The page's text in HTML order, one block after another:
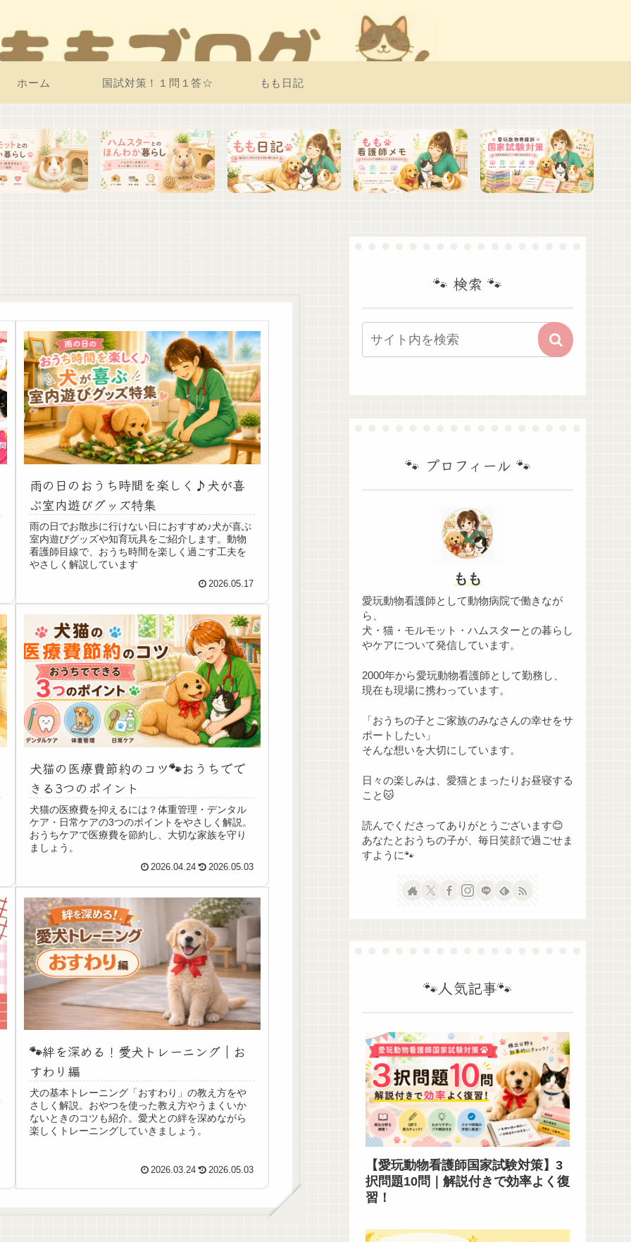
ホーム 国試対策！１問１答☆ もも日記
雨の日のおうち時間を楽しく♪犬が喜
ぶ室内遊びグッズ特集
雨の日でお散歩に行けない日におすすめ♪犬が喜ぶ
室内遊びグッズや知育玩具をご紹介します。動物
看護師目線で、おうち時間を楽しく過ごす工夫を
やさしく解説しています
2026.05.17
犬猫の医療費節約のコツ🐾おうちでで
きる3つのポイント
犬猫の医療費を抑えるには？体重管理・デンタル
ケア・日常ケアの3つのポイントをやさしく解説。
おうちケアで医療費を節約し、大切な家族を守り
ましょう。
2026.04.24 2026.05.03
🐾絆を深める！愛犬トレーニング｜お
すわり編
犬の基本トレーニング「おすわり」の教え方をや
さしく解説。おやつを使った教え方やうまくいか
ないときのコツも紹介。愛犬との絆を深めながら
楽しくトレーニングしていきましょう。
2026.03.24 2026.05.03
🐾 検索 🐾
🐾 プロフィール 🐾
もも
愛玩動物看護師として動物病院で働きなが
ら、
犬・猫・モルモット・ハムスターとの暮らし
やケアについて発信しています。
2000年から愛玩動物看護師として勤務し、
現在も現場に携わっています。
「おうちの子とご家族のみなさんの幸せをサ
ポートしたい」
そんな想いを大切にしています。
日々の楽しみは、愛猫とまったりお昼寝する
こと🐱
読んでくださってありがとうございます😊
あなたとおうちの子が、毎日笑顔で過ごせま
すように🐾
🐾人気記事🐾
【愛玩動物看護師国家試験対策】3
択問題10問｜解説付きで効率よく復
習！